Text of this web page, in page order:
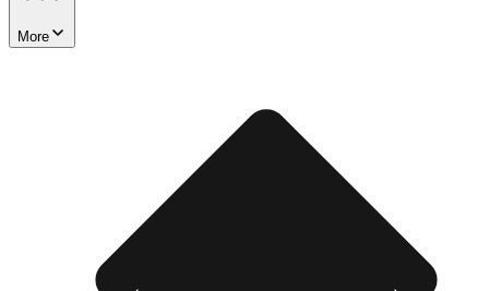
More